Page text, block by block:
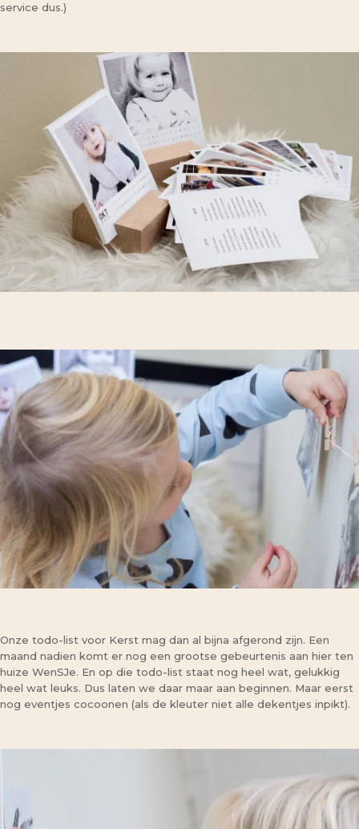
service dus.)
Onze todo-list voor Kerst mag dan al bijna afgerond zijn. Een
maand nadien komt er nog een grootse gebeurtenis aan hier ten
huize WenSJe. En op die todo-list staat nog heel wat, gelukkig
heel wat leuks. Dus laten we daar maar aan beginnen. Maar eerst
nog eventjes cocoonen (als de kleuter niet alle dekentjes inpikt).